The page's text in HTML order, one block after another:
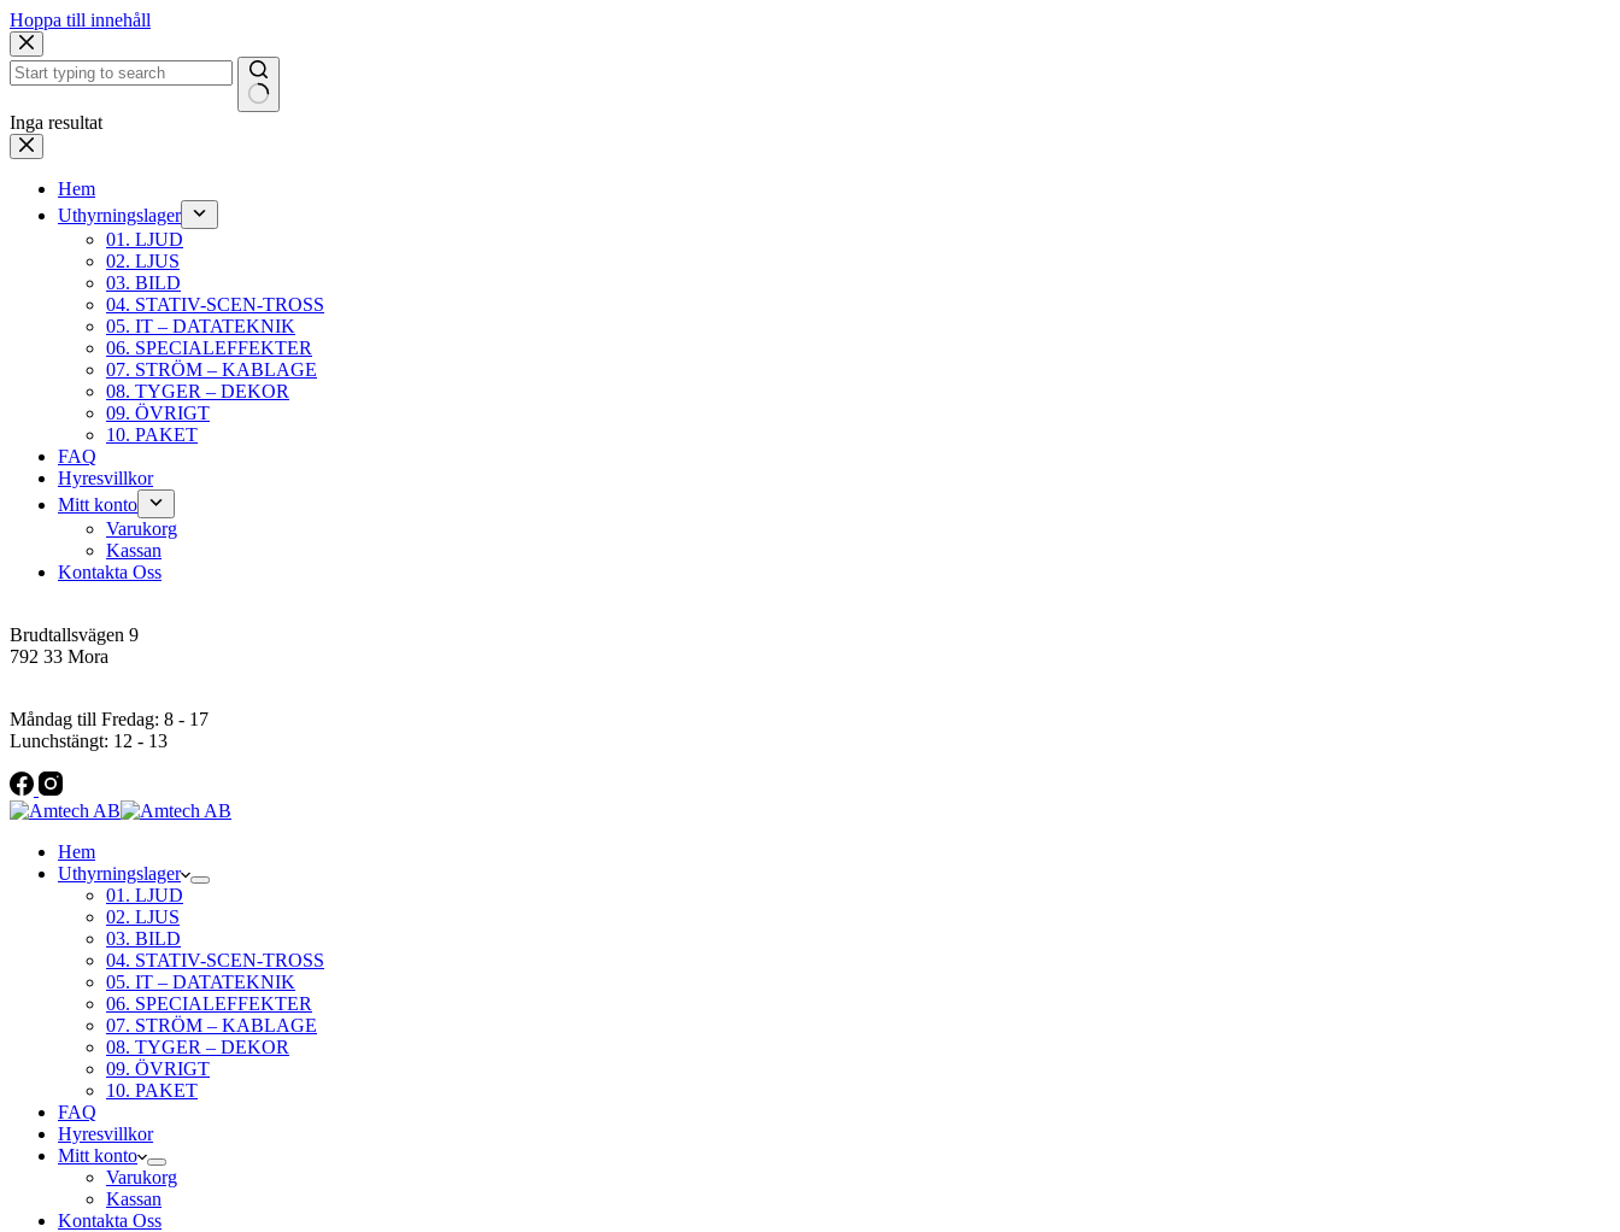
Hoppa till innehåll
Inga resultat
Hem
Uthyrningslager
01. LJUD
02. LJUS
03. BILD
04. STATIV-SCEN-TROSS
05. IT – DATATEKNIK
06. SPECIALEFFEKTER
07. STRÖM – KABLAGE
08. TYGER – DEKOR
09. ÖVRIGT
10. PAKET
FAQ
Hyresvillkor
Mitt konto
Varukorg
Kassan
Kontakta Oss
Brudtallsvägen 9
792 33 Mora
Måndag till Fredag: 8 - 17
Lunchstängt: 12 - 13
Hem
Uthyrningslager
01. LJUD
02. LJUS
03. BILD
04. STATIV-SCEN-TROSS
05. IT – DATATEKNIK
06. SPECIALEFFEKTER
07. STRÖM – KABLAGE
08. TYGER – DEKOR
09. ÖVRIGT
10. PAKET
FAQ
Hyresvillkor
Mitt konto
Varukorg
Kassan
Kontakta Oss